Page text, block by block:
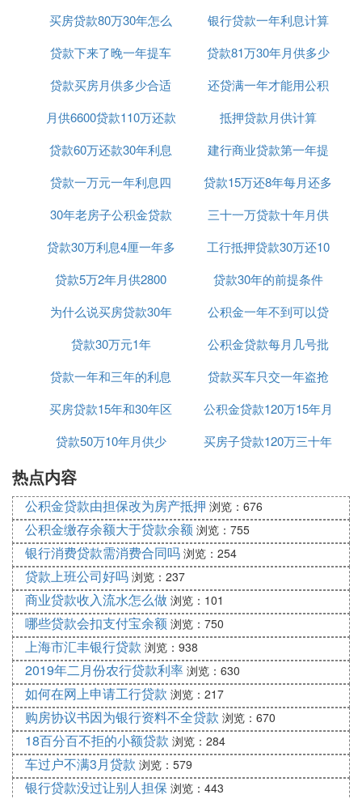
有补充住房公积金的，最高贷款限额为60万元。
㈢ 商业贷款满一年能每年提取公积金用于
偿还贷款吗可以的话，需要什么
公积金能每月用来还贷款
以下是提取公积金还商贷的几种方式：
（一）逐月提取转账还贷
1．关于申请条件。
（1）取消原来申请时“职工账户需有6倍的月还款额
金贷款或“公转商”补息贷款且尚未还清的借款人及其
配偶，包括其他产权人及其配偶。也就是说，申请逐
月提取转账还贷，对职工账户中的余额多少不作要
（2）在此基础上，取消了“职工账户中的余额不足时
自动终止”的规定，即职工办理逐月提取转账还贷，
只要申请一次，整个还贷期间都有效，通俗讲，就
够扣还每月还贷额，其申请也不会终止，只是暂时转
到银行卡扣款，等到职工账户中的金额又够扣还一个
月的贷款额时，公积金系统又会自动回到职工公积金
账户中扣还贷款，无需再次申请。
（3）取消“申请时贷款应没有逾期”的规定。也就是
说，现在不管贷款有没有逾期，职工都可以申请办理
逐月提取还贷。
2．关于提取额度。
（1）提取额度为职工每月应还住房公积金贷款或“公
转商”补息贷款的本息额，包括逾期部分。也就是
说，如果职工申请提取还贷时有贷款逾期的情况，则
公积金系统会自动计算你申请时当月应还款额和逾期
本息金额，如果职工账户中的住房公积金足够偿还应
还款额和逾期部分，则公积金系统将自动扣划相应资
金转账还贷。
（2）逐月提取还贷委托生效后，每月15日前从提取
还贷人住房公积金账户中划转当月应还贷本息额。划
二年贷麻烦吗
月还多少钱
买房贷款80万30年怎么
计算公式
银行贷款一年利息计算
贷款下来了晚一年提车
可以吗
贷款81万30年月供多少
贷款买房月供多少合适
吗
还贷满一年才能用公积
金贷款吗
月供6600贷款110万还款
25年
抵押贷款月供计算
贷款60万还款30年利息
共计多少
建行商业贷款第一年提
前还款
贷款一万元一年利息四
百五
贷款15万还8年每月还多
少
30年老房子公积金贷款
期限
三十一万贷款十年月供
多少钱
贷款30万利息4厘一年多
少钱
工行抵押贷款30万还10
年
贷款5万2年月供2800
贷款30年的前提条件
为什么说买房贷款30年
好
公积金一年不到可以贷
款吗
贷款30万元1年
公积金贷款每月几号批
贷款一年和三年的利息
是多少钱
贷款买车只交一年盗抢
险可以吗
买房贷款15年和30年区
别
公积金贷款120万15年月
供多少钱
贷款50万10年月供少
买房子贷款120万三十年
热点内容
公积金贷款由担保改为房产抵押 浏览：676
公积金缴存余额大于贷款余额 浏览：755
银行消费贷款需消费合同吗 浏览：254
贷款上班公司好吗 浏览：237
商业贷款收入流水怎么做 浏览：101
哪些贷款会扣支付宝余额 浏览：750
上海市汇丰银行贷款 浏览：938
2019年二月份农行贷款利率 浏览：630
如何在网上申请工行贷款 浏览：217
购房协议书因为银行资料不全贷款 浏览：670
18百分百不拒的小额贷款 浏览：284
车过户不满3月贷款 浏览：579
银行贷款没过让别人担保 浏览：443